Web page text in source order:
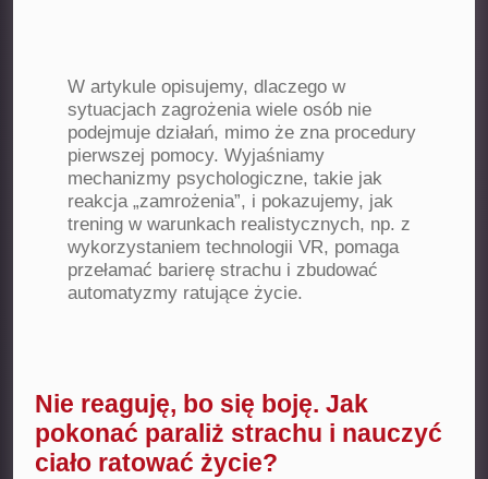
W artykule opisujemy, dlaczego w
sytuacjach zagrożenia wiele osób nie
podejmuje działań, mimo że zna procedury
pierwszej pomocy. Wyjaśniamy
mechanizmy psychologiczne, takie jak
reakcja „zamrożenia”, i pokazujemy, jak
trening w warunkach realistycznych, np. z
wykorzystaniem technologii VR, pomaga
przełamać barierę strachu i zbudować
automatyzmy ratujące życie.
Nie reaguję, bo się boję. Jak
pokonać paraliż strachu i nauczyć
ciało ratować życie?